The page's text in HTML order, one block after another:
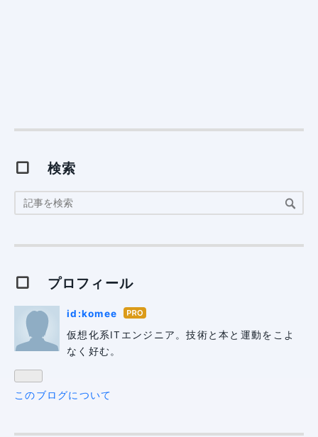
検索
プロフィール
id:komee
はて
なブ
仮想化系ITエンジニア。技術と本と運動をこよ
なく好む。
このブログについて